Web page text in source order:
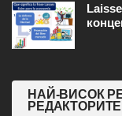
НАЙ-ВИСОК
РЕДАКТОРИТЕ